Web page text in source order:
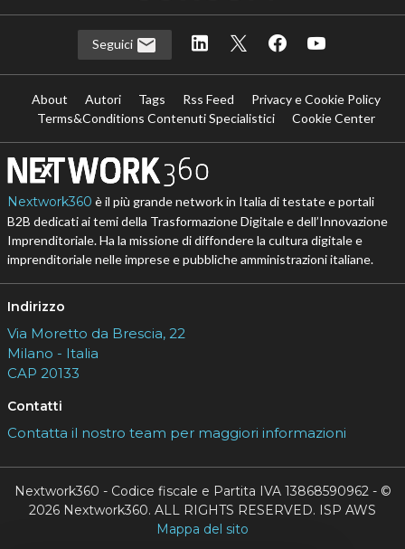
Seguici
About Autori Tags Rss Feed
Privacy e Cookie Policy
Terms&Conditions Contenuti Specialistici
Cookie Center
Nextwork360 è il più grande network in Italia di testate e portali
B2B dedicati ai temi della Trasformazione Digitale e dell’Innovazione
Imprenditoriale. Ha la missione di diffondere la cultura digitale e
imprenditoriale nelle imprese e pubbliche amministrazioni italiane.
Indirizzo
Via Moretto da Brescia, 22
Milano - Italia
CAP 20133
Contatti
Contatta il nostro team per maggiori informazioni
Nextwork360 - Codice fiscale e Partita IVA 13868590962 - ©
2026 Nextwork360. ALL RIGHTS RESERVED. ISP AWS
Mappa del sito